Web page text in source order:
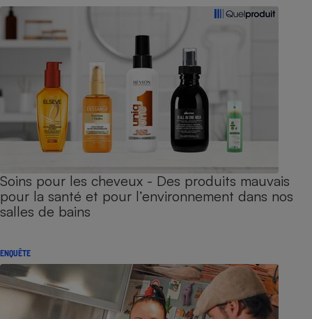
Soins pour les cheveux - Des produits mauvais
pour la santé et pour l’environnement dans nos
salles de bains
ENQUÊTE